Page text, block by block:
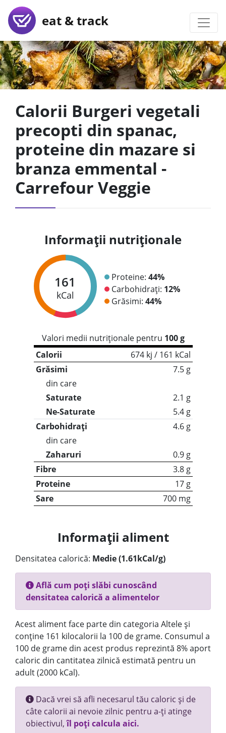
eat & track
Calorii Burgeri vegetali
precopti din spanac,
proteine din mazare si
branza emmental -
Carrefour Veggie
Informații nutriționale
161
kCal
Proteine: 44%
Carbohidrați: 12%
Grăsimi: 44%
Valori medii nutriționale pentru 100 g
Calorii
674 kj / 161 kCal
Grăsimi
7.5 g
din care
Saturate
2.1 g
Ne-Saturate
5.4 g
Carbohidrați
4.6 g
din care
Zaharuri
0.9 g
Fibre
3.8 g
Proteine
17 g
Sare
700 mg
Informații aliment
Densitatea calorică: Medie (1.61kCal/g)
Află cum poți slăbi cunoscând
densitatea calorică a alimentelor
Acest aliment face parte din categoria Altele și
conține 161 kilocalorii la 100 de grame. Consumul a
100 de grame din acest produs reprezintă 8% aport
caloric din cantitatea zilnică estimată pentru un
adult (2000 kCal).
Dacă vrei să afli necesarul tău caloric și de
câte calorii ai nevoie zilnic pentru a-ți atinge
obiectivul,îl poți calcula aici.